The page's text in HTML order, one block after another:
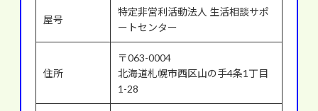
屋号
特定非営利活動法人 生活相談サポ
ートセンター
住所
〒063-0004
北海道札幌市西区山の手4条1丁目
1-28